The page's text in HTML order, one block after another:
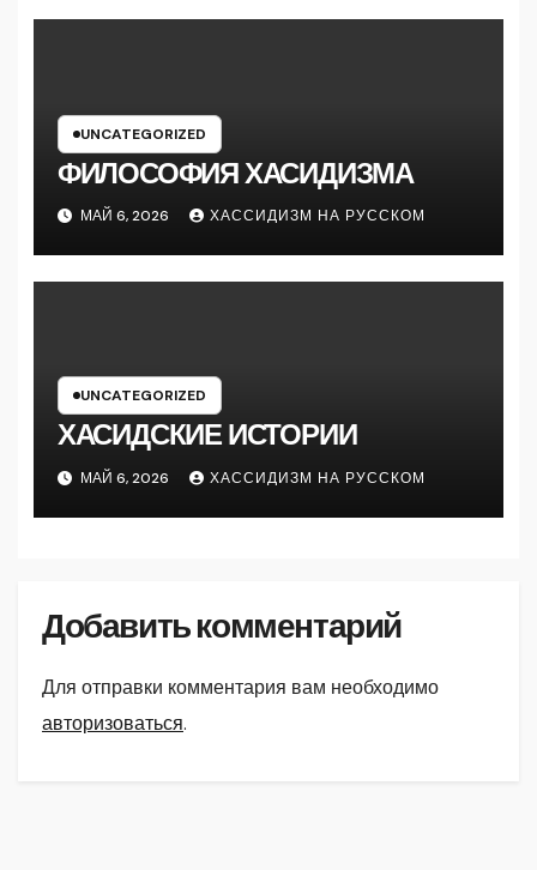
UNCATEGORIZED
ФИЛОСОФИЯ ХАСИДИЗМА
МАЙ 6, 2026 ХАССИДИЗМ НА РУССКОМ
UNCATEGORIZED
ХАСИДСКИЕ ИСТОРИИ
МАЙ 6, 2026 ХАССИДИЗМ НА РУССКОМ
Добавить комментарий
Для отправки комментария вам необходимо
авторизоваться.